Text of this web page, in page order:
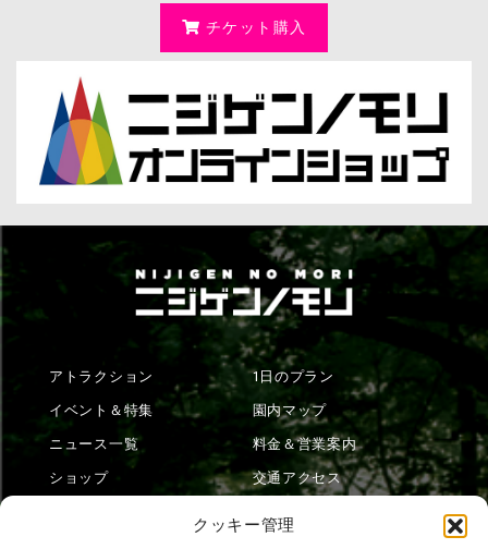
クッキー管理
チケット購入
アトラクション
イベント＆特集
ニュース一覧
ショップ
1日のプラン
園内マップ
料金＆営業案内
交通アクセス